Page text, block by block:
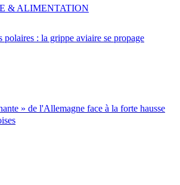
polaires : la grippe aviaire se propage
& ALIMENTATION
» de l'Allemagne face à la forte hausse